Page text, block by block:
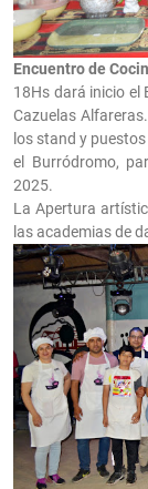
Encuentro de
18Hs dará inicio el
Cazuelas
los stand y
el Burródromo,
2025.
La Apertura
las academias de